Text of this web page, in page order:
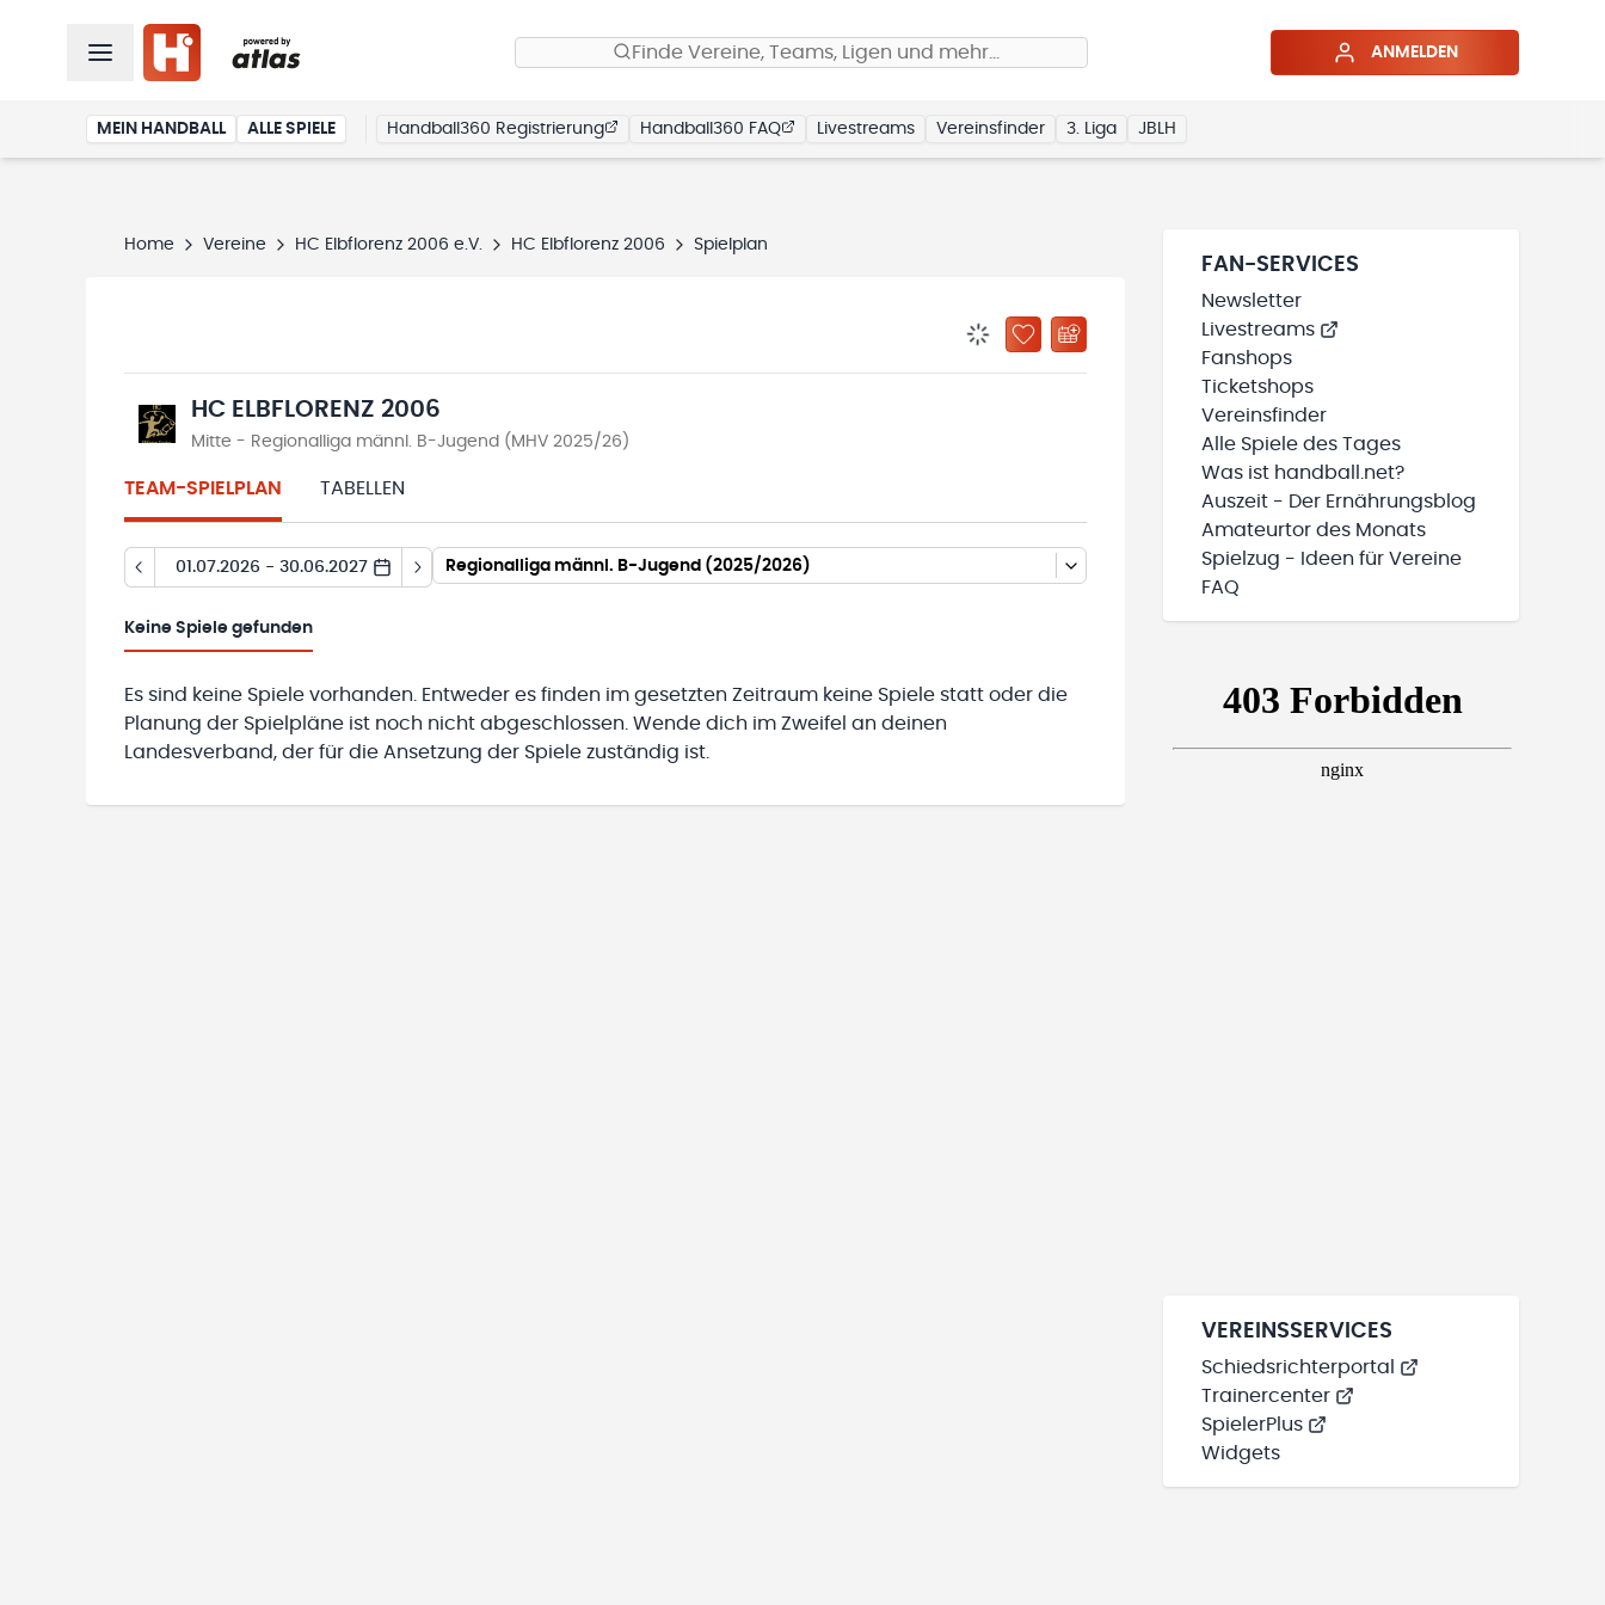
Finde Vereine, Teams, Ligen und mehr… ANMELDEN
MEIN HANDBALL ALLE SPIELE Handball360 Registrierung Handball360 FAQ Livestreams Vereinsfinder 3. Liga JBLH
Home Vereine HC Elbflorenz 2006 e.V. HC Elbflorenz 2006 Spielplan
BENACHRICHTIGUNGSSTATUS WIRD GELADEN
ZU „MEINE TEAMS“ HINZUFÜGEN
HC ELBFLORENZ 2006
Mitte - Regionalliga männl. B-Jugend (MHV 2025/26)
TEAM-SPIELPLAN TABELLEN
01.07.2026 - 30.06.2027 Regionalliga männl. B-Jugend (2025/2026)
Keine Spiele gefunden
Es sind keine Spiele vorhanden. Entweder es finden im gesetzten Zeitraum keine Spiele statt oder die
Planung der Spielpläne ist noch nicht abgeschlossen. Wende dich im Zweifel an deinen
Landesverband, der für die Ansetzung der Spiele zuständig ist.
FAN-SERVICES
Newsletter
Livestreams
Fanshops
Ticketshops
Vereinsfinder
Alle Spiele des Tages
Was ist handball.net?
Auszeit - Der Ernährungsblog
Amateurtor des Monats
Spielzug - Ideen für Vereine
FAQ
VEREINSSERVICES
Schiedsrichterportal
Trainercenter
SpielerPlus
Widgets